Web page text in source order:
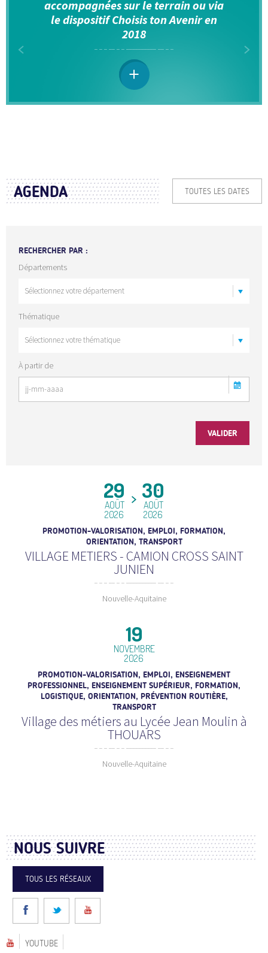
accompagnées sur le terrain ou via
le dispositif Choisis ton Avenir en
2018
AGENDA TOUTES LES DATES
RECHERCHER PAR :
Départements
Thématique
À partir de
29
AOÛT
2026
30
AOÛT
2026
PROMOTION-VALORISATION, EMPLOI, FORMATION,
ORIENTATION, TRANSPORT
VILLAGE METIERS - CAMION CROSS SAINT
JUNIEN
Nouvelle-Aquitaine
19
NOVEMBRE
2026
PROMOTION-VALORISATION, EMPLOI, ENSEIGNEMENT
PROFESSIONNEL, ENSEIGNEMENT SUPÉRIEUR, FORMATION,
LOGISTIQUE, ORIENTATION, PRÉVENTION ROUTIÈRE,
TRANSPORT
Village des métiers au Lycée Jean Moulin à
THOUARS
Nouvelle-Aquitaine
NOUS SUIVRE
TOUS LES RÉSEAUX
YOUTUBE